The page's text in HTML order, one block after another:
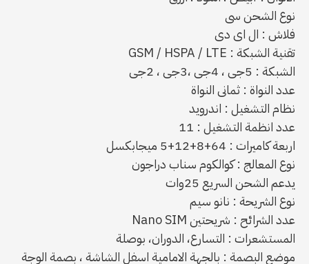
نوع الشحن سى
فلاش : ال اى دى
تقنية الشبكة : GSM / HSPA / LTE
الشبكة : 5جى ، 4جى ،3جى ، 2جى
عدد النواة : ثمانى النواة
نظام التشغيل : اندرويد
عدد انظمة التشغيل : 11
اربعة كاميرات : 64+8+12+5 ميجابكسل
نوع المعالج : كوالكوم سناب دراجون
يدعم الشحن السريع 25وات
نوع الشريحة : نانو سيم
عدد الشرائح : شريحتين Nano SIM
المستشعرات : التسارع، الدوران، بوصلة
موضع البصمة : بالجهة الامامية اسفل الشاشة ، بصمة الوجة